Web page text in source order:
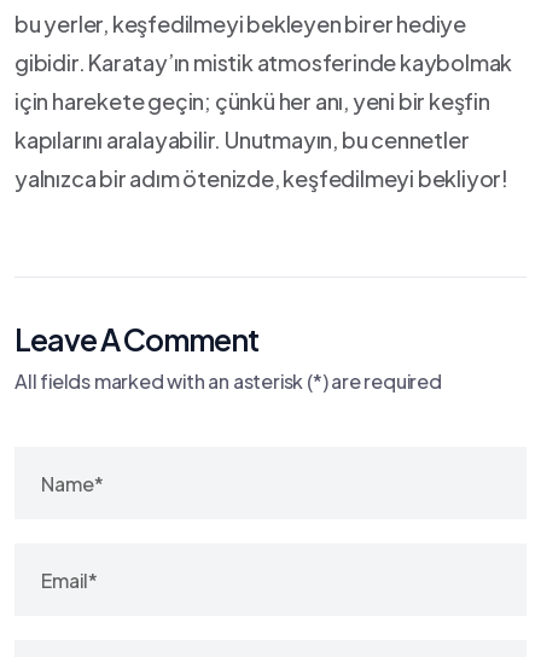
bu yerler, ​keşfedilmeyi bekleyen birer hediye
gibidir. Karatay’ın ​mistik atmosferinde kaybolmak
için harekete geçin;‍ çünkü her anı, yeni bir keşfin
kapılarını aralayabilir. Unutmayın, bu cennetler
yalnızca bir adım ötenizde, keşfedilmeyi bekliyor!
Leave A Comment
All fields marked with an asterisk (*) are required